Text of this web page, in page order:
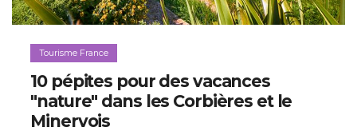
Tourisme France
10 pépites pour des vacances
"nature" dans les Corbières et le
Minervois